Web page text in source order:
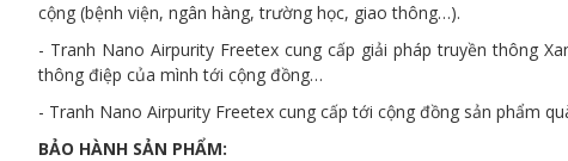
cộng (bệnh viện, ngân hàng, trường học, giao thông…).
- Tranh Nano Airpurity Freetex cung cấp giải pháp truyền thông
thông điệp của mình tới cộng đồng…
- Tranh Nano Airpurity Freetex cung cấp tới cộng đồng sản phẩm
BẢO HÀNH SẢN PHẨM: